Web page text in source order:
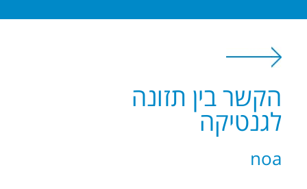
הקשר בין תזונה
לגנטיקה
noa